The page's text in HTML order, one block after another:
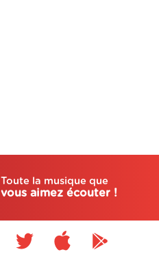
Toute la musique que
vous aimez écouter !